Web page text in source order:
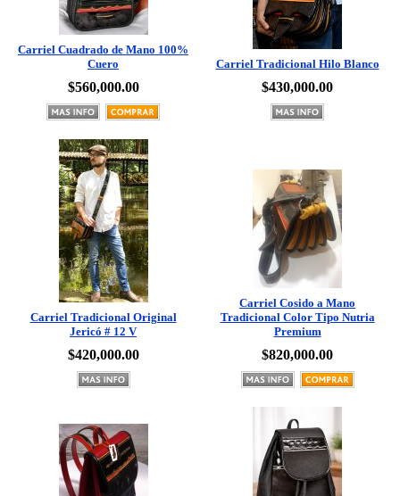
Carriel Cuadrado de Mano 100%
Cuero
$560,000.00
Carriel Tradicional Hilo Blanco
$430,000.00
Carriel Tradicional Original
Jericó # 12 V
$420,000.00
Carriel Cosido a Mano
Tradicional Color Tipo Nutria
Premium
$820,000.00